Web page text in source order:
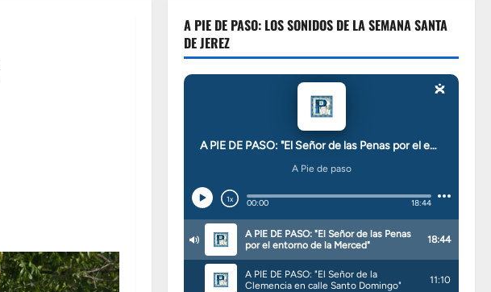
A PIE DE PASO: LOS SONIDOS DE LA SEMANA SANTA
DE JEREZ